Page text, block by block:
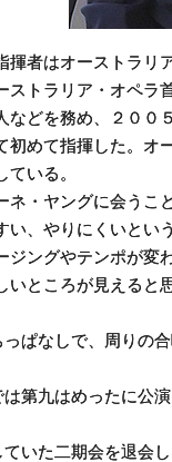
者はオーストラリ
ストラリア・オペラ
などを務め、２００
初めて指揮した。オ
ている。
・ヤングに会うこ
い、やりにくいとい
ジングやテンポが変
いところが見えると
ぱなしで、周りの
第九はめったに公
いた二期会を退会し